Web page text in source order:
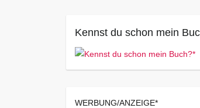
Kennst du schon mein
WERBUNG/ANZEIGE*